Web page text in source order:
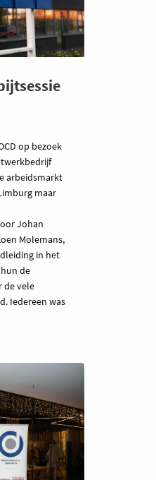
op bezoek
arbeidsmarkt
maar
Johan
Molemans,
in het
de
de vele
Iedereen was